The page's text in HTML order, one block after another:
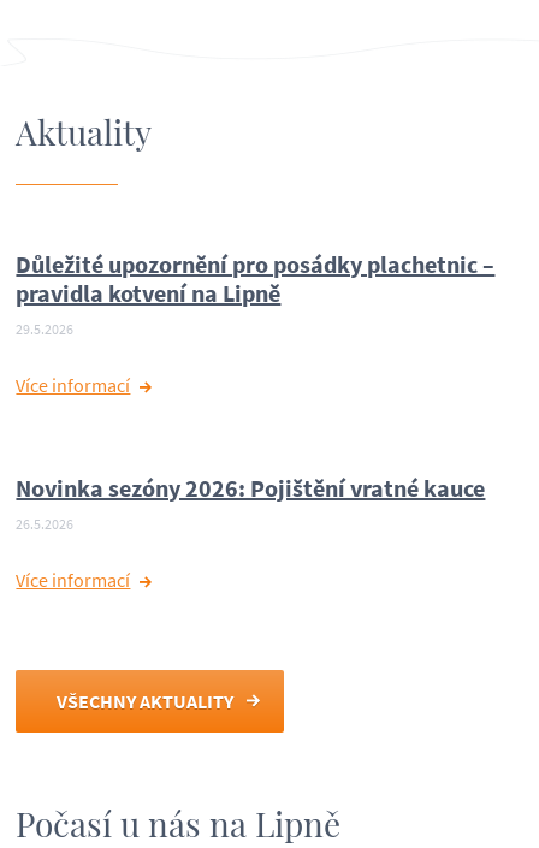
Aktuality
Důležité upozornění pro posádky plachetnic –
pravidla kotvení na Lipně
29.5.2026
Více informací
Novinka sezóny 2026: Pojištění vratné kauce
26.5.2026
Více informací
VŠECHNY AKTUALITY
Počasí u nás na Lipně